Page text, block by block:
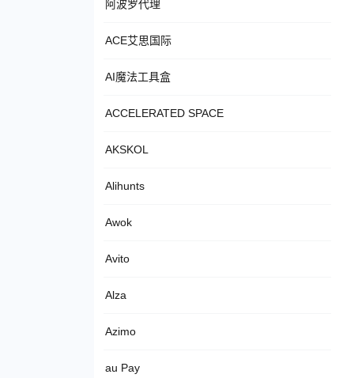
阿波罗代理
ACE艾思国际
AI魔法工具盒
ACCELERATED SPACE
AKSKOL
Alihunts
Awok
Avito
Alza
Azimo
au Pay